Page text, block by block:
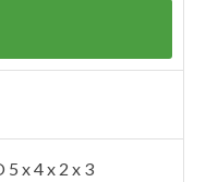
5 x 4 x 2 x 3